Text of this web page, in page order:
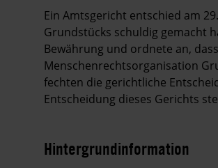
Ein Amtsgericht entschied am
Grundstücks schuldig gemacht
Bewährung und ordnete an,
Menschenrechtsorganisation
fechten die gerichtliche
Entscheidung dieses Gerichts
Hintergrundinformation